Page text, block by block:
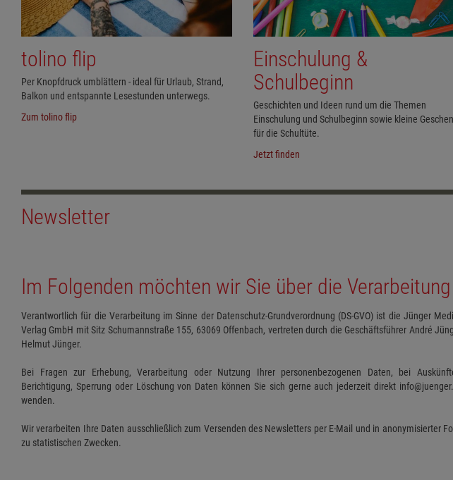
tolino flip
Per Knopfdruck umblättern - ideal für Urlaub, Strand,
Balkon und entspannte Lesestunden unterwegs.
Zum tolino flip
Einschulung &
Schulbeginn
Geschichten und Ideen rund um die Themen
Einschulung und Schulbeginn sowie kleine
für die Schultüte.
Jetzt finden
Newsletter
Im Folgenden möchten wir Sie über die
Verantwortlich für die Verarbeitung im Sinne der Datenschutz-Grundverordnung (DS-GVO) ist die Jünger
Verlag GmbH mit Sitz Schumannstraße 155, 63069 Offenbach, vertreten durch die Geschäftsführer André
Helmut Jünger.
Bei Fragen zur Erhebung, Verarbeitung oder Nutzung Ihrer personenbezogenen Daten, bei
Berichtigung, Sperrung oder Löschung von Daten können Sie sich gerne auch jederzeit direkt
wenden.
Wir verarbeiten Ihre Daten ausschließlich zum Versenden des Newsletters per E-Mail und in anonymisierter
zu statistischen Zwecken.